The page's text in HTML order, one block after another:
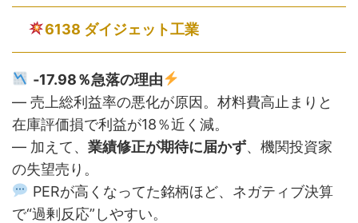
6138 ダイジェット工業
‐17.98％急落の理由
— 売上総利益率の悪化が原因。材料費高止まりと
在庫評価損で利益が18％近く減。
— 加えて、 業績修正が期待に届かず、機関投資家
の失望売り。
PERが高くなってた銘柄ほど、ネガティブ決算
で“過剰反応”しやすい。